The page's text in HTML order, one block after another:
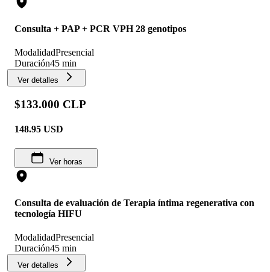
Consulta + PAP + PCR VPH 28 genotipos
ModalidadPresencial
Duración45 min
Ver detalles
$133.000 CLP
148.95 USD
Ver horas
Consulta de evaluación de Terapia íntima regenerativa con
tecnología HIFU
ModalidadPresencial
Duración45 min
Ver detalles